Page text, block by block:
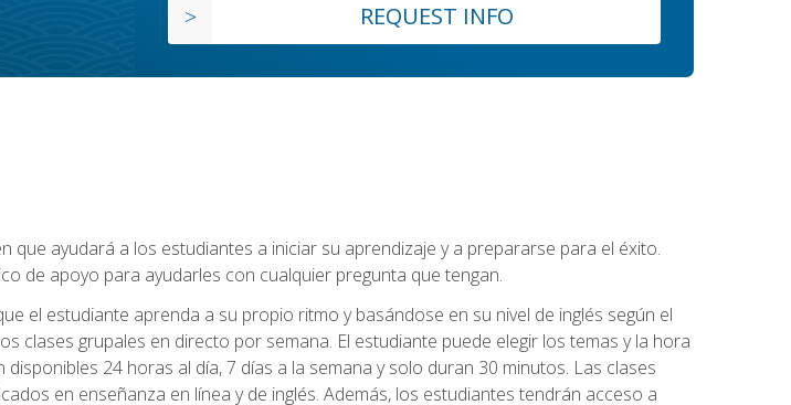
REQUEST INFO
que ayudará a los estudiantes a iniciar su aprendizaje y a prepararse para el éxito.
de apoyo para ayudarles con cualquier pregunta que tengan.
el estudiante aprenda a su propio ritmo y basándose en su nivel de inglés según el
clases grupales en directo por semana. El estudiante puede elegir los temas y la hora
24 horas al día, 7 días a la semana y solo duran 30 minutos. Las clases
en enseñanza en línea y de inglés. Además, los estudiantes tendrán acceso a